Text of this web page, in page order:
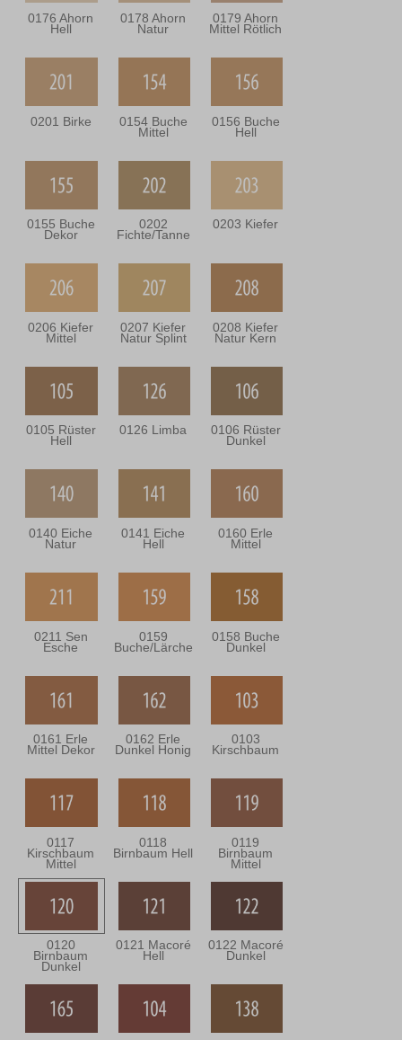
0176 Ahorn
Hell
0178 Ahorn
Natur
0179 Ahorn
Mittel Rötlich
0201 Birke 0154 Buche
Mittel
0156 Buche
Hell
0155 Buche
Dekor
0202
Fichte/Tanne
0203 Kiefer
0206 Kiefer
Mittel
0207 Kiefer
Natur Splint
0208 Kiefer
Natur Kern
0105 Rüster
Hell
0126 Limba 0106 Rüster
Dunkel
0140 Eiche
Natur
0141 Eiche
Hell
0160 Erle
Mittel
0211 Sen
Esche
0159
Buche/Lärche
0158 Buche
Dunkel
0161 Erle
Mittel Dekor
0162 Erle
Dunkel Honig
0103
Kirschbaum
0117
Kirschbaum
Mittel
0118
Birnbaum Hell
0119
Birnbaum
Mittel
0120
Birnbaum
Dunkel
0121 Macoré
Hell
0122 Macoré
Dunkel